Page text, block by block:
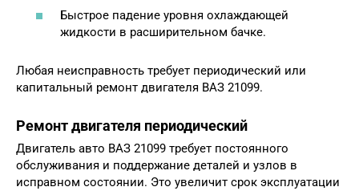
Быстрое падение уровня охлаждающей
жидкости в расширительном бачке.
Любая неисправность требует периодический или
капитальный ремонт двигателя ВАЗ 21099.
Ремонт двигателя периодический
Двигатель авто ВАЗ 21099 требует постоянного
обслуживания и поддержание деталей и узлов в
исправном состоянии. Это увеличит срок эксплуатации